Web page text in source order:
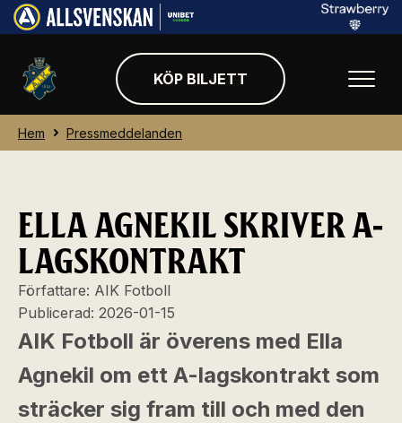
KÖP BILJETT
Hem Pressmeddelanden
ELLA AGNEKIL SKRIVER A-
LAGSKONTRAKT
Författare: AIK Fotboll
Publicerad: 2026-01-15
AIK Fotboll är överens med Ella
Agnekil om ett A-lagskontrakt som
sträcker sig fram till och med den